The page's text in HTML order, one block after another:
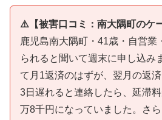
⚠️【被害口コミ：南大隅町のケ
鹿児島南大隅町・41歳・自営業
られると聞いて週末に申し込み
て月1返済のはずが、翌月の返
3日遅れると連絡したら、延滞
万8千円になっていました。さ